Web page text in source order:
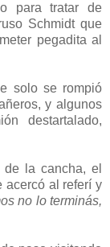
para tratar de
Schmidt que
pegadita al
solo se rompió
y algunos
destartalado,
la cancha, el
acercó al referí y
no lo terminás,